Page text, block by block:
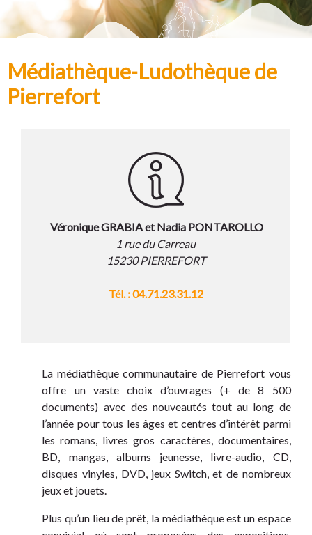
Médiathèque-Ludothèque de
Pierrefort
Véronique GRABIA et Nadia PONTAROLLO
1 rue du Carreau
15230 PIERREFORT
Tél. :04.71.23.31.12
La médiathèque communautaire de Pierrefort vous
offre un vaste choix d’ouvrages (+ de 8 500
documents) avec des nouveautés tout au long de
l’année pour tous les âges et centres d’intérêt parmi
les romans, livres gros caractères, documentaires,
BD, mangas, albums jeunesse, livre-audio, CD,
disques vinyles, DVD, jeux Switch, et de nombreux
jeux et jouets.
Plus qu’un lieu de prêt, la médiathèque est un espace